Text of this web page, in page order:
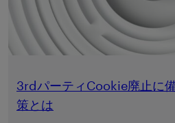
3rdパーティCookie廃止に
策とは